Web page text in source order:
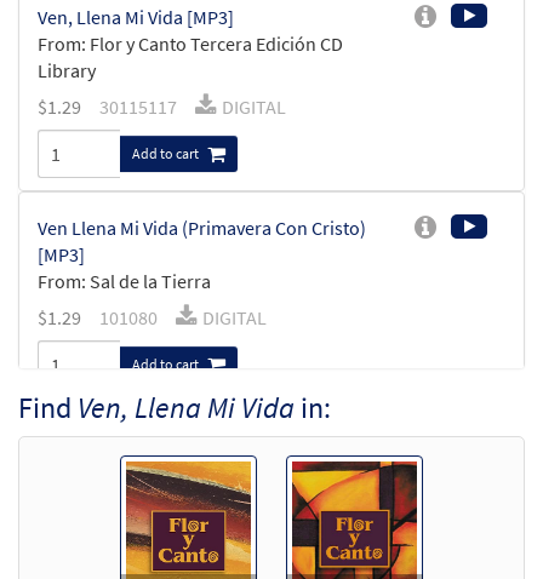
Ven, Llena Mi Vida [MP3]
From: Flor y Canto Tercera Edición CD
Library
$1.29 30115117 DIGITAL
Add to cart
Ven Llena Mi Vida (Primavera Con Cristo)
[MP3]
From: Sal de la Tierra
$1.29 101080 DIGITAL
Add to cart
Ven Llena Mi Vida [MP3]
From: Primavera con Cristo CD, Vol. 2
100873 DIGITAL
Add to cart
Find Ven, Llena Mi Vida in: